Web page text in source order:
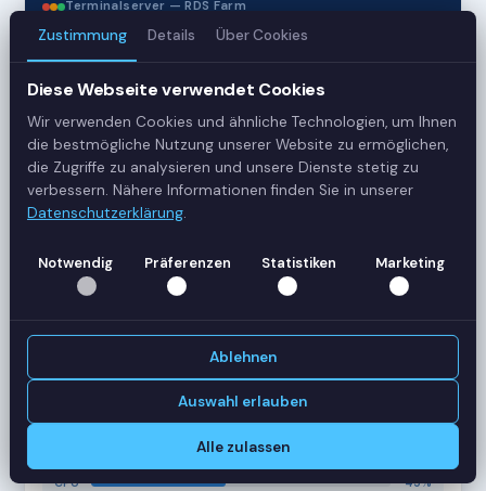
Terminalserver — RDS Farm
3
42
Sessions
Healthy
CPU
45%
Zustimmung Details Über Cookies
Diese Webseite verwendet Cookies
Wir verwenden Cookies und ähnliche Technologien, um Ihnen
die bestmögliche Nutzung unserer Website zu ermöglichen,
die Zugriffe zu analysieren und unsere Dienste stetig zu
verbessern. Nähere Informationen finden Sie in unserer
Datenschutzerklärung.
Notwendig Präferenzen Statistiken Marketing
Ablehnen
Auswahl erlauben
Alle zulassen